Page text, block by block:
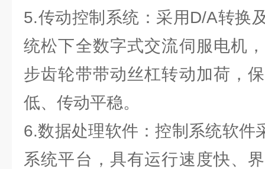
5.传动控制系统：采用D/A转换
统松下全数字式交流伺服电机
步齿轮带带动丝杠转动加荷，
低、传动平稳。
6.数据处理软件：控制系统软件
系统平台，具有运行速度快、